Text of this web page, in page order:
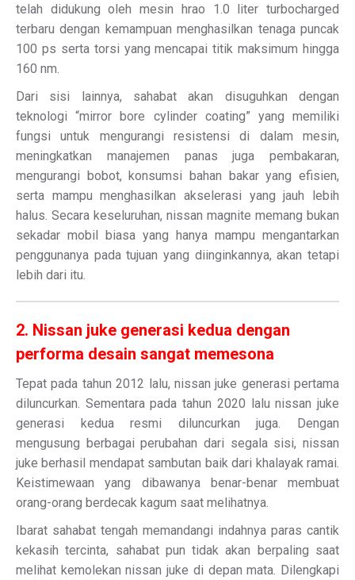
telah didukung oleh mesin hrao 1.0 liter turbocharged
terbaru dengan kemampuan menghasilkan tenaga puncak
100 ps serta torsi yang mencapai titik maksimum hingga
160 nm.
Dari sisi lainnya, sahabat akan disuguhkan dengan
teknologi “mirror bore cylinder coating” yang memiliki
fungsi untuk mengurangi resistensi di dalam mesin,
meningkatkan manajemen panas juga pembakaran,
mengurangi bobot, konsumsi bahan bakar yang efisien,
serta mampu menghasilkan akselerasi yang jauh lebih
halus. Secara keseluruhan, nissan magnite memang bukan
sekadar mobil biasa yang hanya mampu mengantarkan
penggunanya pada tujuan yang diinginkannya, akan tetapi
lebih dari itu.
2. Nissan juke generasi kedua dengan
performa desain sangat memesona
Tepat pada tahun 2012 lalu, nissan juke generasi pertama
diluncurkan. Sementara pada tahun 2020 lalu nissan juke
generasi kedua resmi diluncurkan juga. Dengan
mengusung berbagai perubahan dari segala sisi, nissan
juke berhasil mendapat sambutan baik dari khalayak ramai.
Keistimewaan yang dibawanya benar-benar membuat
orang-orang berdecak kagum saat melihatnya.
Ibarat sahabat tengah memandangi indahnya paras cantik
kekasih tercinta, sahabat pun tidak akan berpaling saat
melihat kemolekan nissan juke di depan mata. Dilengkapi